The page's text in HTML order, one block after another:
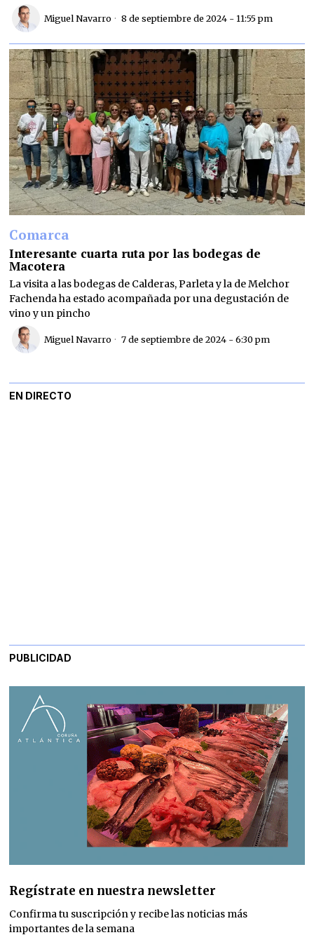
Miguel Navarro 8 de septiembre de 2024 - 11:55 pm
Comarca
Interesante cuarta ruta por las bodegas de
Macotera
La visita a las bodegas de Calderas, Parleta y la de Melchor
Fachenda ha estado acompañada por una degustación de
vino y un pincho
Miguel Navarro 7 de septiembre de 2024 - 6:30 pm
EN DIRECTO
PUBLICIDAD
Regístrate en nuestra newsletter
Confirma tu suscripción y recibe las noticias más
importantes de la semana